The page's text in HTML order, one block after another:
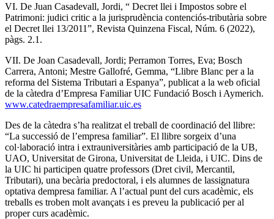
VI. De Juan Casadevall, Jordi, “ Decret llei i Impostos sobre el
Patrimoni: judici critic a la jurisprudència contenciós-tributària sobre
el Decret llei 13/2011”, Revista Quinzena Fiscal, Núm. 6 (2022),
pàgs. 2.1.
VII. De Joan Casadevall, Jordi; Perramon Torres, Eva; Bosch
Carrera, Antoni; Mestre Gallofré, Gemma, “Llibre Blanc per a la
reforma del Sistema Tributari a Espanya”, publicat a la web oficial
de la càtedra d’Empresa Familiar UIC Fundació Bosch i Aymerich.
www.catedraempresafamiliar.uic.es
Des de la càtedra s’ha realitzat el treball de coordinació del llibre:
“La successió de l’empresa familiar”. El llibre sorgeix d’una
col·laboració intra i extrauniversitàries amb participació de la UB,
UAO, Universitat de Girona, Universitat de Lleida, i UIC. Dins de
la UIC hi participen quatre professors (Dret civil, Mercantil,
Tributari), una becària predoctoral, i els alumnes de lassignatura
optativa dempresa familiar. A l’actual punt del curs acadèmic, els
treballs es troben molt avançats i es preveu la publicació per al
proper curs acadèmic.